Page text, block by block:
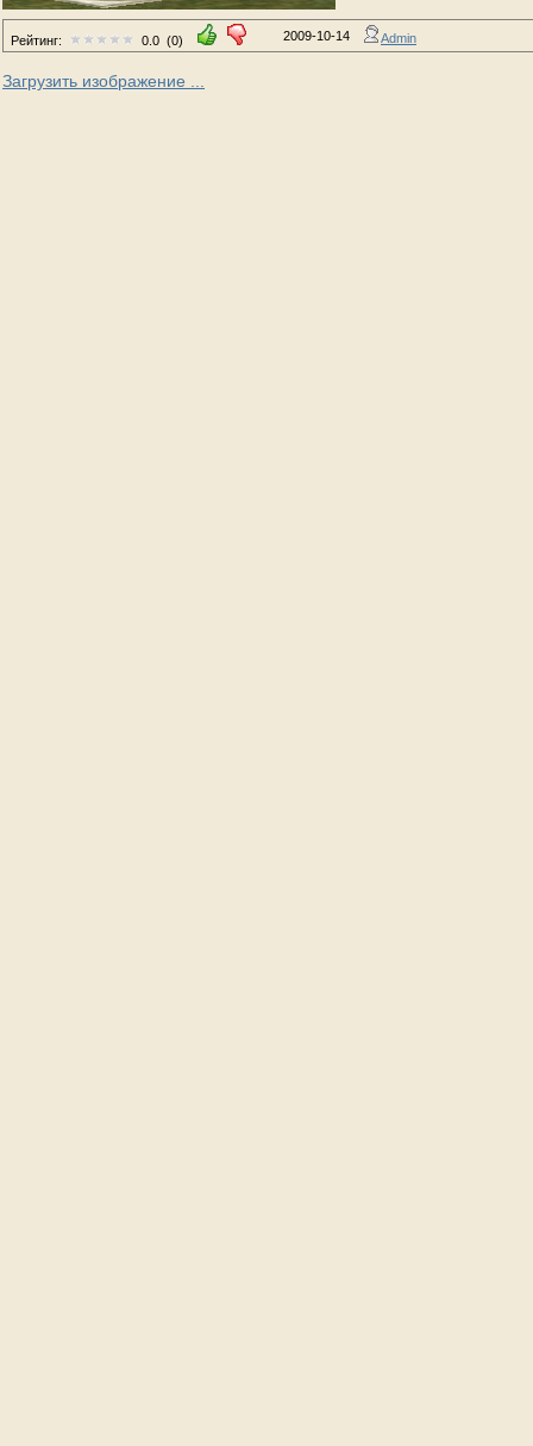
Рейтинг: 0.0 (0) 2009-10-14 Admin
Загрузить изображение ...